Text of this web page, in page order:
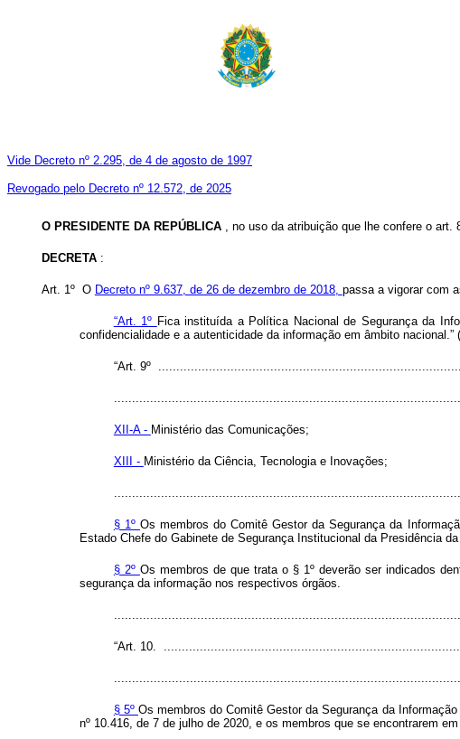
Vide Decreto nº 2.295, de 4 de agosto de 1997
Revogado pelo Decreto nº 12.572, de 2025
O PRESIDENTE DA REPÚBLICA , no uso da atribuição que lhe confere o art.
DECRETA :
Art. 1º O Decreto nº 9.637, de 26 de dezembro de 2018, passa a vigorar com
“Art. 1º Fica instituída a Política Nacional de Segurança da
confidencialidade e a autenticidade da informação em âmbito nacional.”
“Art. 9º
XII-A - Ministério das Comunicações;
XIII - Ministério da Ciência, Tecnologia e Inovações;
§ 1º Os membros do Comitê Gestor da Segurança da
Estado Chefe do Gabinete de Segurança Institucional da Presidência
§ 2º Os membros de que trata o § 1º deverão ser indicados
segurança da informação nos respectivos órgãos.
“Art. 10.
§ 5º Os membros do Comitê Gestor da Segurança da
nº 10.416, de 7 de julho de 2020, e os membros que se encontrarem